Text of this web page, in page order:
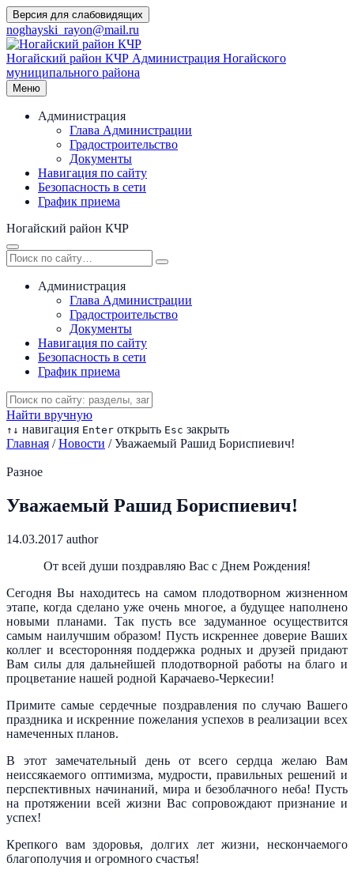
Перейти
к
содержимому
Версия для слабовидящих
noghayski_rayon@mail.ru
Ногайский район КЧР Администрация Ногайского
муниципального района
Меню
Администрация
Глава Администрации
Градостроительство
Документы
Навигация по сайту
Безопасность в сети
График приема
Ногайский район КЧР
Администрация
Глава Администрации
Градостроительство
Документы
Навигация по сайту
Безопасность в сети
График приема
Найти вручную
↑ ↓ навигация Enter открыть Esc закрыть
Главная / Новости / Уважаемый Рашид Бориспиевич!
Разное
Уважаемый Рашид Бориспиевич!
14.03.2017 author
От всей души поздравляю Вас с Днем Рождения!
Сегодня Вы находитесь на самом плодотворном жизненном
этапе, когда сделано уже очень многое, а будущее наполнено
новыми планами. Так пусть все задуманное осуществится
самым наилучшим образом! Пусть искреннее доверие Ваших
коллег и всесторонняя поддержка родных и друзей придают
Вам силы для дальнейшей плодотворной работы на благо и
процветание нашей родной Карачаево-Черкесии!
Примите самые сердечные поздравления по случаю Вашего
праздника и искренние пожелания успехов в реализации всех
намеченных планов.
В этот замечательный день от всего сердца желаю Вам
неиссякаемого оптимизма, мудрости, правильных решений и
перспективных начинаний, мира и безоблачного неба! Пусть
на протяжении всей жизни Вас сопровождают признание и
успех!
Крепкого вам здоровья, долгих лет жизни, нескончаемого
благополучия и огромного счастья!